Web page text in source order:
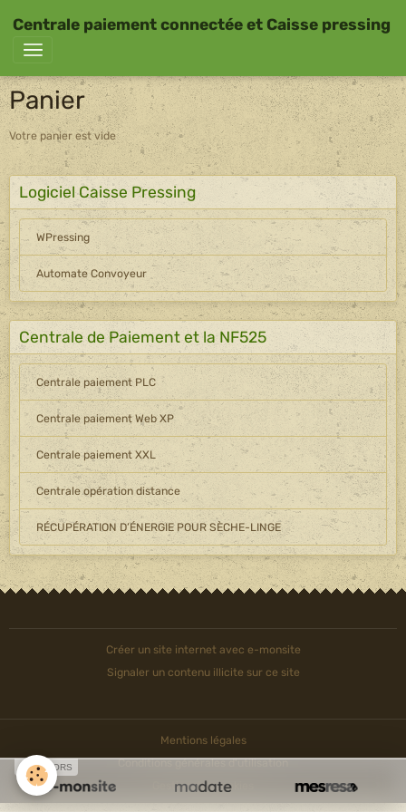
Centrale paiement connectée et Caisse pressing
Panier
Votre panier est vide
Logiciel Caisse Pressing
WPressing
Automate Convoyeur
Centrale de Paiement et la NF525
Centrale paiement PLC
Centrale paiement Web XP
Centrale paiement XXL
Centrale opération distance
RÉCUPÉRATION D’ÉNERGIE POUR SÈCHE-LINGE
Créer un site internet avec e-monsite
Signaler un contenu illicite sur ce site
Mentions légales
Conditions générales d'utilisation
Gestion des cookies
SPONSORS